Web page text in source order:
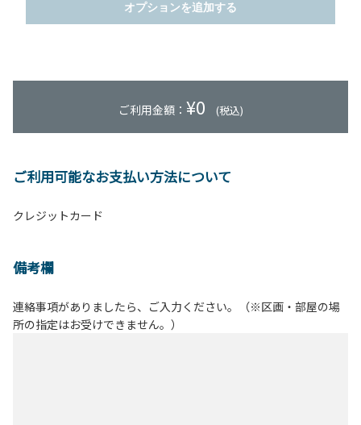
オプションを追加する
ご利用金額： ¥0 (税込)
ご利用可能なお支払い方法について
クレジットカード
備考欄
連絡事項がありましたら、ご入力ください。（※区画・部屋の場
所の指定はお受けできません。）